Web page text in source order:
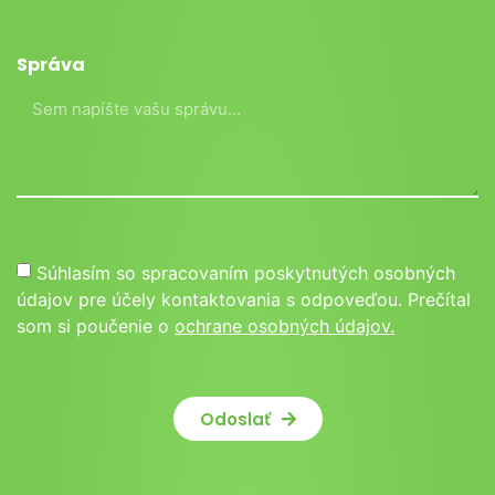
Správa
Súhlasím so spracovaním poskytnutých osobných
údajov pre účely kontaktovania s odpoveďou. Prečítal
som si poučenie o ochrane osobných údajov.
Odoslať